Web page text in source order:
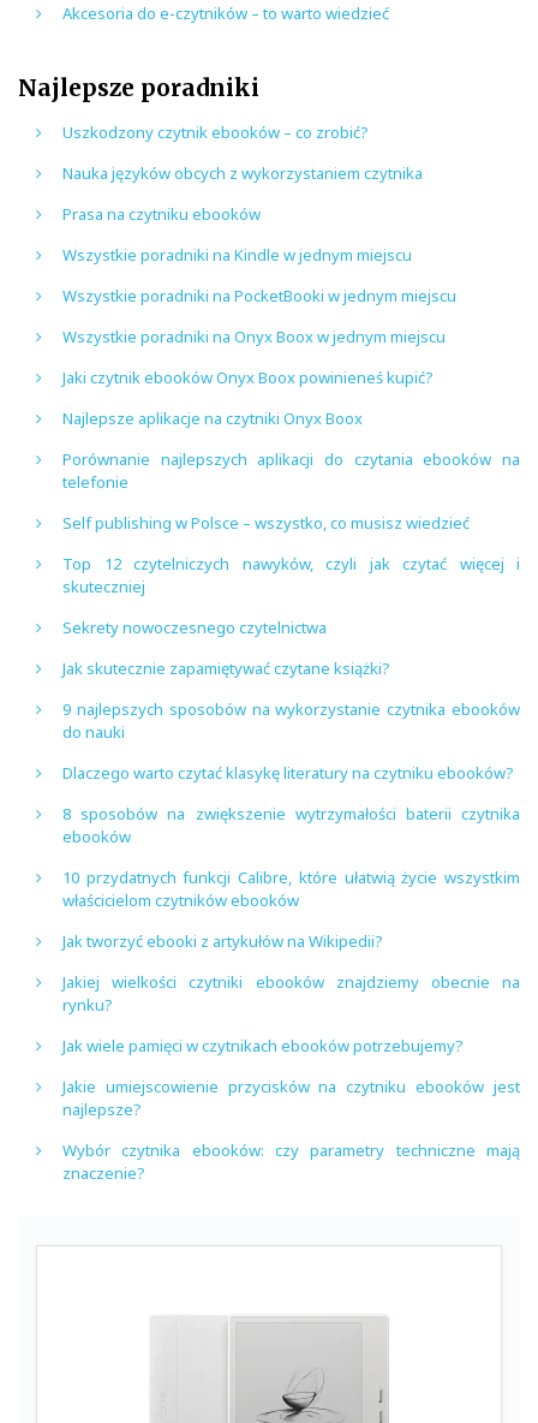
Akcesoria do e-czytników – to warto wiedzieć
Najlepsze poradniki
Uszkodzony czytnik ebooków – co zrobić?
Nauka języków obcych z wykorzystaniem czytnika
Prasa na czytniku ebooków
Wszystkie poradniki na Kindle w jednym miejscu
Wszystkie poradniki na PocketBooki w jednym miejscu
Wszystkie poradniki na Onyx Boox w jednym miejscu
Jaki czytnik ebooków Onyx Boox powinieneś kupić?
Najlepsze aplikacje na czytniki Onyx Boox
Porównanie najlepszych aplikacji do czytania ebooków na
telefonie
Self publishing w Polsce – wszystko, co musisz wiedzieć
Top 12 czytelniczych nawyków, czyli jak czytać więcej i
skuteczniej
Sekrety nowoczesnego czytelnictwa
Jak skutecznie zapamiętywać czytane książki?
9 najlepszych sposobów na wykorzystanie czytnika ebooków
do nauki
Dlaczego warto czytać klasykę literatury na czytniku ebooków?
8 sposobów na zwiększenie wytrzymałości baterii czytnika
ebooków
10 przydatnych funkcji Calibre, które ułatwią życie wszystkim
właścicielom czytników ebooków
Jak tworzyć ebooki z artykułów na Wikipedii?
Jakiej wielkości czytniki ebooków znajdziemy obecnie na
rynku?
Jak wiele pamięci w czytnikach ebooków potrzebujemy?
Jakie umiejscowienie przycisków na czytniku ebooków jest
najlepsze?
Wybór czytnika ebooków: czy parametry techniczne mają
znaczenie?